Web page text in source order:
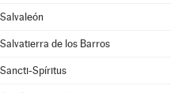
Salvaleón
Salvatierra de los Barros
Sancti-Spíritus